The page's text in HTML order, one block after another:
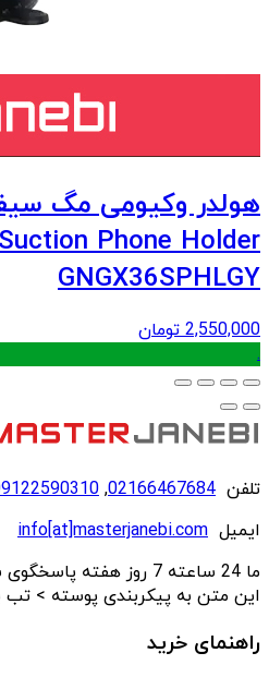
Phone Holder
GNGX36SPHLGY
2,550,000 تومان
.
تلفن 02166467684
,
ایمیل info[at]masterjanebi.com
ما 24 ساعته 7 روز هفته
این متن به پیکربندی پوسته > تب
راهنمای خرید